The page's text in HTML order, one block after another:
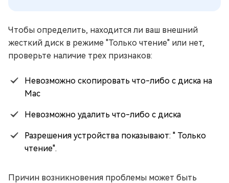
Чтобы определить, находится ли ваш внешний
жесткий диск в режиме "Только чтение" или нет,
проверьте наличие трех признаков:
Невозможно скопировать что-либо с диска на
Mac
Невозможно удалить что-либо с диска
Разрешения устройства показывают: " Только
чтение".
Причин возникновения проблемы может быть